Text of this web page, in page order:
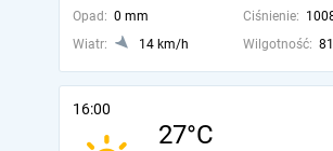
Opad: 0 mm Ciśnienie:
Wiatr:
14 km/h Wilgotność:
16:00
27°C